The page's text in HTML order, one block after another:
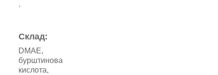
.
Склад:
DMAE,
бурштинова
кислота,